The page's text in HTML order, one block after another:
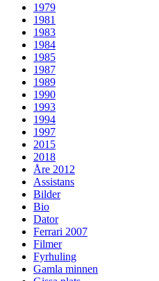
1979
1981
1983
1984
1985
1987
1989
1990
1993
1994
1997
2015
2018
Åre 2012
Assistans
Bilder
Bio
Dator
Ferrari 2007
Filmer
Fyrhuling
Gamla minnen